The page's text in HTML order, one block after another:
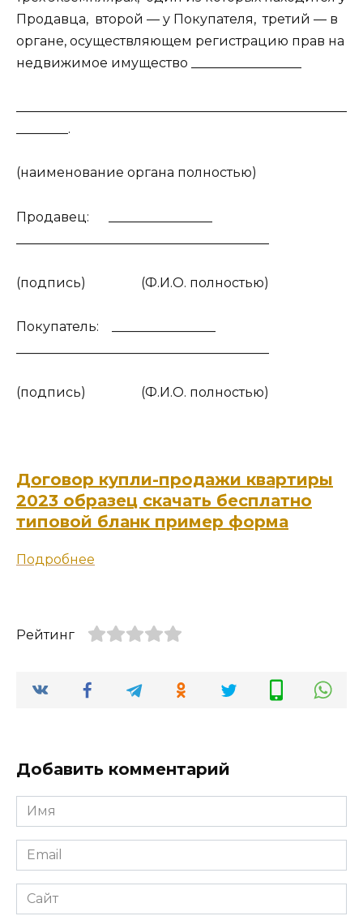
Продавца, второй — у Покупателя, третий — в
органе, осуществляющем регистрацию прав на
недвижимое имущество _________________
________.
(наименование органа полностью)
Продавец: ________________
(подпись) (Ф.И.О. полностью)
Покупатель: ________________
(подпись) (Ф.И.О. полностью)
Договор купли-продажи квартиры
2023 образец скачать бесплатно
типовой бланк пример форма
Подробнее
Рейтинг
Добавить комментарий
Имя
*
Email
*
Сайт